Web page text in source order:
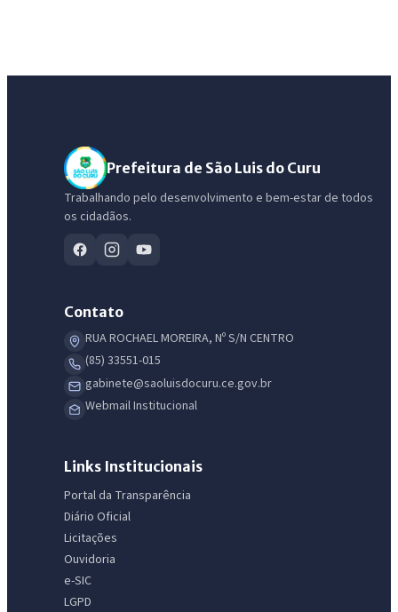
Prefeitura de São Luis do Curu
Trabalhando pelo desenvolvimento e bem-estar de todos
os cidadãos.
Contato
RUA ROCHAEL MOREIRA, Nº S/N CENTRO
(85) 33551-015
gabinete@saoluisdocuru.ce.gov.br
Webmail Institucional
Links Institucionais
Portal da Transparência
Diário Oficial
Licitações
Ouvidoria
e-SIC
LGPD